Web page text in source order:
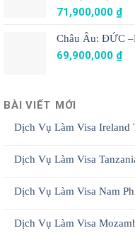
71,900,000 ₫
Châu Âu: ĐỨC
69,900,000 ₫
BÀI VIẾT MỚI
Dịch Vụ Làm Visa Ireland
Dịch Vụ Làm Visa
Dịch Vụ Làm Visa Nam
Dịch Vụ Làm Visa